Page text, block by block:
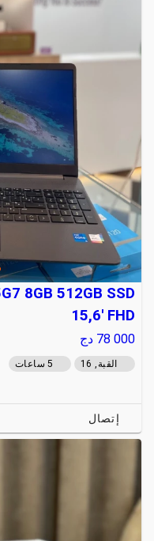
8GB 512GB SSD
15,6' FHD
78 000 دج
القبة, 16 5 ساعات
إتصال